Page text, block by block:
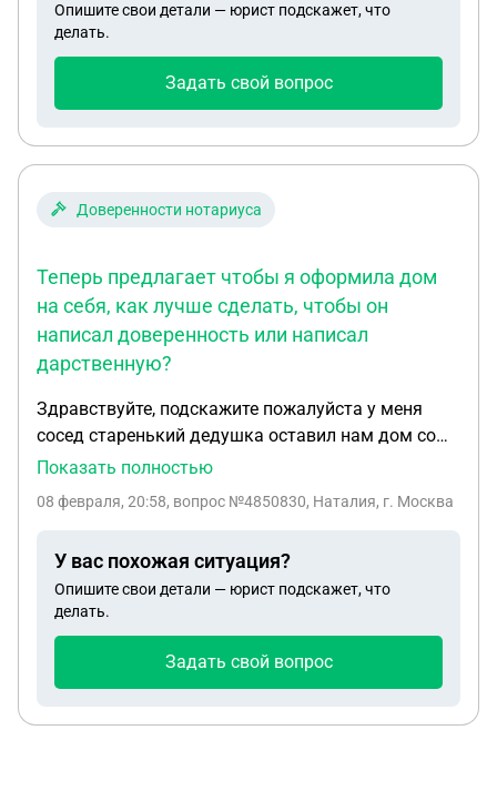
Опишите свои детали — юрист подскажет, что
делать.
Задать свой вопрос
Доверенности нотариуса
Теперь предлагает чтобы я оформила дом
на себя, как лучше сделать, чтобы он
написал доверенность или написал
дарственную?
Здравствуйте, подскажите пожалуйста у меня
сосед старенький дедушка оставил нам дом со
всеми документами сам уехал в другую область.
себя, как лучше сделать, чтобы он написал
Показать полностью
08 февраля, 20:58, вопрос №4850830, Наталия, г. Москва
У вас похожая ситуация?
Опишите свои детали — юрист подскажет, что
делать.
Задать свой вопрос